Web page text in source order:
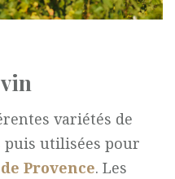
variétés de
puis utilisées pour
Provence. Les